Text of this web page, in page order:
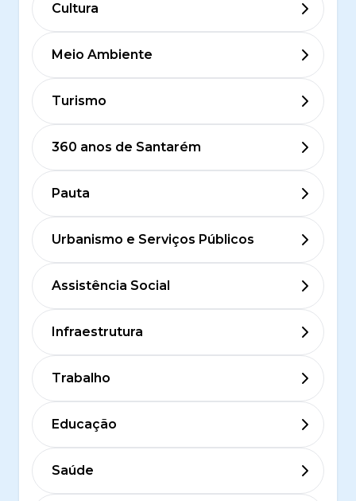
Cultura
Meio Ambiente
Turismo
360 anos de Santarém
Pauta
Urbanismo e Serviços Públicos
Assistência Social
Infraestrutura
Trabalho
Educação
Saúde